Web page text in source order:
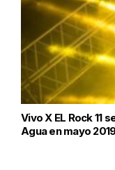
Vivo X EL Rock 11
Agua en mayo